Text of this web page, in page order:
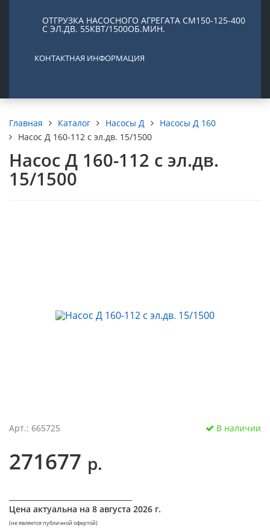
ОТГРУЗКА НАСОСНОГО АГРЕГАТА СМ150-125-400
С ЭЛ.ДВ. 55КВТ/1500ОБ.МИН.
КОНТАКТНАЯ ИНФОРМАЦИЯ
Главная Каталог Насосы Д
Насосы Д 160
Насос Д 160-112 с эл.дв. 15/1500
Насос Д 160-112 с эл.дв.
15/1500
Арт.: 665725 В наличии
271677 р.
Цена актуальна на 8 августа 2026 г.
(не является публичной офертой)